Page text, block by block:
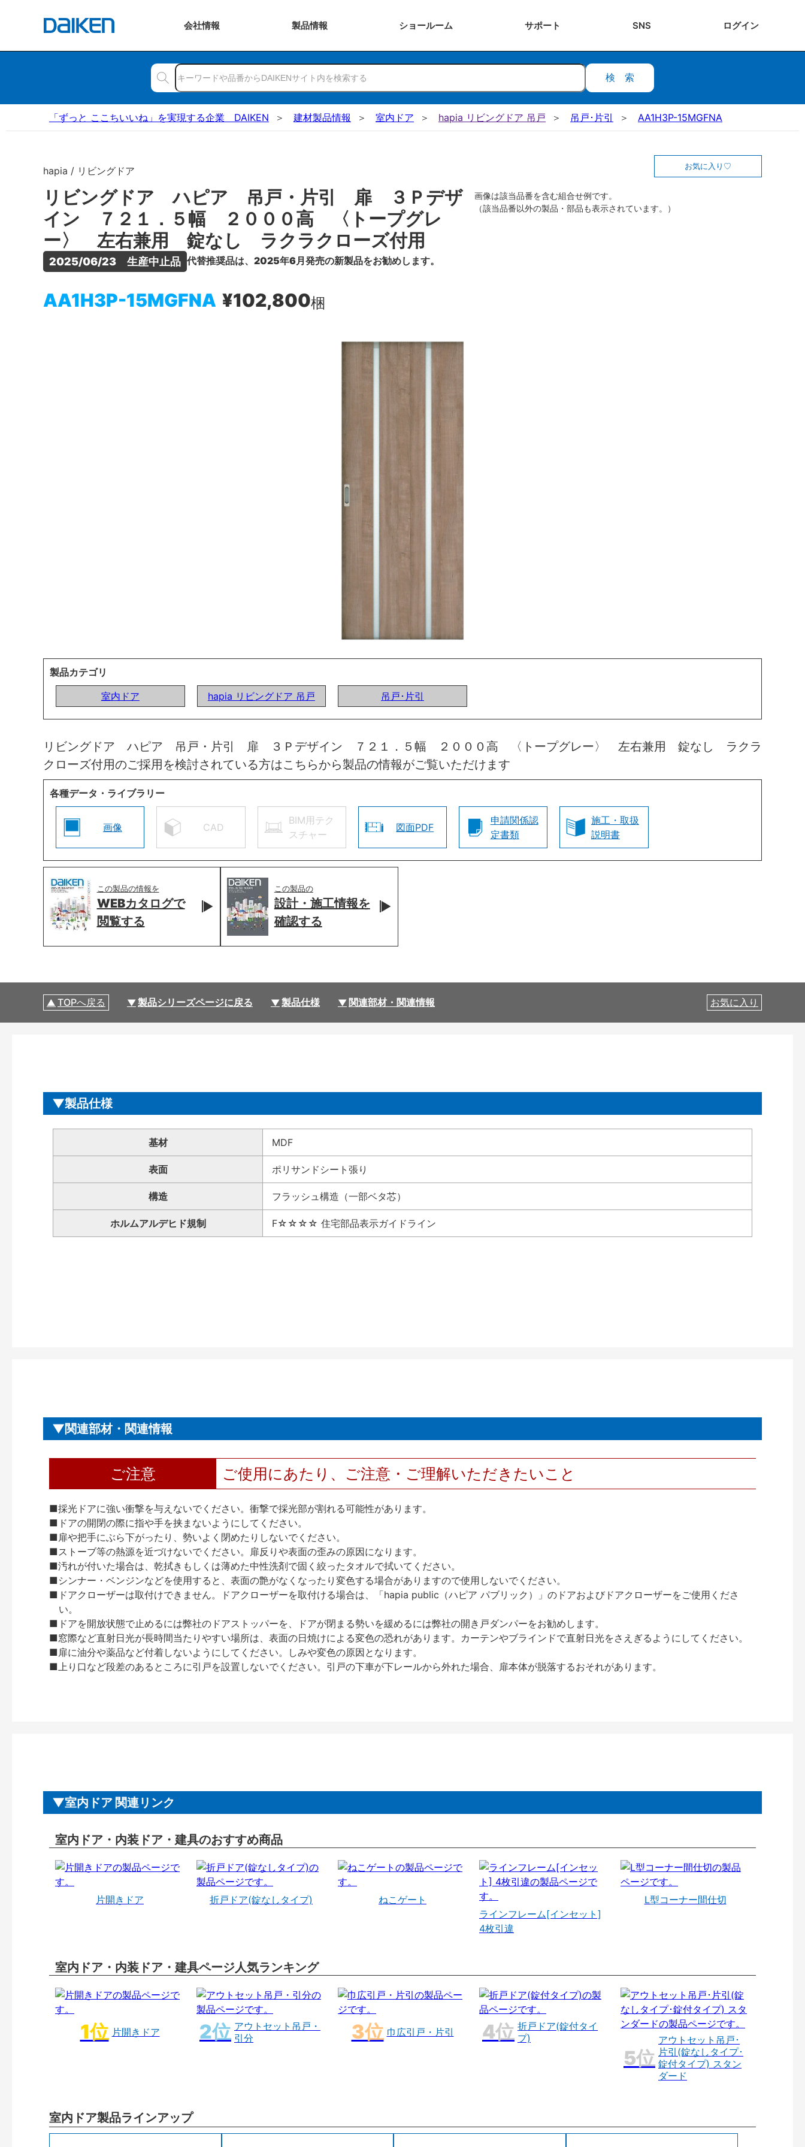
会社情報 製品情報 ショールーム サポート SNS ログイン
検索
「ずっと ここちいいね」を実現する企業 DAIKEN 建材製品情報 室内ドア hapia リビングドア 吊戸 吊戸･片引 AA1H3P-15MGFNA
hapia / リビングドア
リビングドア ハピア 吊戸・片引 扉 ３Ｐデザ
イン ７２１．５幅 ２０００高 〈トープグレ
ー〉 左右兼用 錠なし ラクラクローズ付用
2025/06/23　生産中止品 代替推奨品は、2025年6月発売の新製品をお勧めします。
AA1H3P-15MGFNA ¥102,800梱
お気に入り
画像は該当品番を含む組合せ例です。
（該当品番以外の製品・部品も表示されています。）
製品カテゴリ
室内ドア
hapia リビングドア 吊戸 吊戸･片引
リビングドア ハピア 吊戸・片引 扉 ３Ｐデザイン ７２１．５幅 ２０００高 〈トープグレー〉 左右兼用 錠なし ラクラ
クローズ付用のご採用を検討されている方はこちらから製品の情報がご覧いただけます
各種データ・ライブラリー
画像 CAD
BIM用テク
スチャー
図面PDF
申請関係認
定書類
施工・取扱
説明書
この製品の情報を
WEBカタログで
閲覧する
この製品の
設計・施工情報を
確認する
TOPへ戻る 製品シリーズページに戻る 製品仕様 関連部材・関連情報 お気に入り
製品仕様
基材 MDF
表面 ポリサンドシート張り
構造 フラッシュ構造（一部ベタ芯）
ホルムアルデヒド規制 F☆☆☆☆ 住宅部品表示ガイドライン
関連部材・関連情報
ご注意 ご使用にあたり、ご注意・ご理解いただきたいこと
■採光ドアに強い衝撃を与えないでください。衝撃で採光部が割れる可能性があります。
■ドアの開閉の際に指や手を挟まないようにしてください。
■扉や把手にぶら下がったり、勢いよく閉めたりしないでください。
■ストーブ等の熱源を近づけないでください。扉反りや表面の歪みの原因になります。
■汚れが付いた場合は、乾拭きもしくは薄めた中性洗剤で固く絞ったタオルで拭いてください。
■シンナー・ベンジンなどを使用すると、表面の艶がなくなったり変色する場合がありますので使用しないでください。
■ドアクローザーは取付けできません。ドアクローザーを取付ける場合は、「hapia public（ハピア パブリック）」のドアおよびドアクローザーをご使用くださ
い。
■ドアを開放状態で止めるには弊社のドアストッパーを、ドアが閉まる勢いを緩めるには弊社の開き戸ダンパーをお勧めします。
■窓際など直射日光が長時間当たりやすい場所は、表面の日焼けによる変色の恐れがあります。カーテンやブラインドで直射日光をさえぎるようにしてください。
■扉に油分や薬品など付着しないようにしてください。しみや変色の原因となります。
■上り口など段差のあるところに引戸を設置しないでください。引戸の下車が下レールから外れた場合、扉本体が脱落するおそれがあります。
室内ドア 関連リンク
室内ドア・内装ドア・建具のおすすめ商品
片開きドア 折戸ドア(錠なしタイプ)
ねこゲート
ラインフレーム[インセット]
4枚引違
L型コーナー間仕切
室内ドア・内装ドア・建具ページ人気ランキング
片開きドア
アウトセット吊戸・
引分
巾広引戸・片引
折戸ドア(錠付タイ
プ)
アウトセット吊戸･
片引(錠なしタイプ･
錠付タイプ) スタン
ダード
室内ドア製品ラインアップ